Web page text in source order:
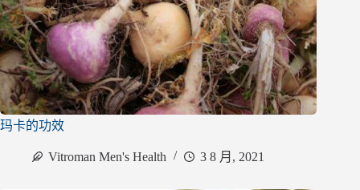
玛卡的功效
Vitroman Men's Health 3 8 月, 2021